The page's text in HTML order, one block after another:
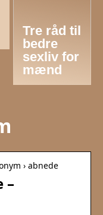
Tre råd til
bedre
sexliv for
mænd
› abnede
–